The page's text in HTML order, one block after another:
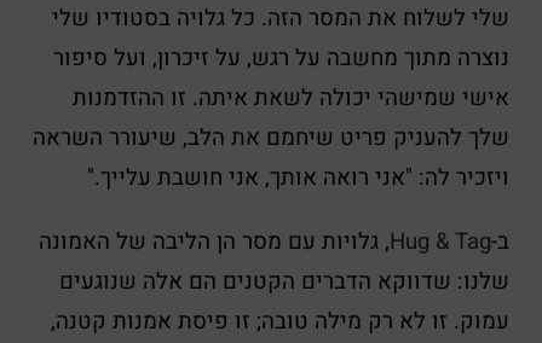
שלי לשלוח את המסר הזה. כל גלויה בסטודיו שלי
נוצרה מתוך מחשבה על רגש, על זיכרון, ועל סיפור
אישי שמישהי יכולה לשאת איתה. זו ההזדמנות
שלך להעניק פריט שיחמם את הלב, שיעורר השראה
ויזכיר לה: "אני רואה אותך, אני חושבת עלייך."
ב-Hug & Tag, גלויות עם מסר הן הליבה של האמונה
שלנו: שדווקא הדברים הקטנים הם אלה שנוגעים
עמוק. זו לא רק מילה טובה; זו פיסת אמנות קטנה,